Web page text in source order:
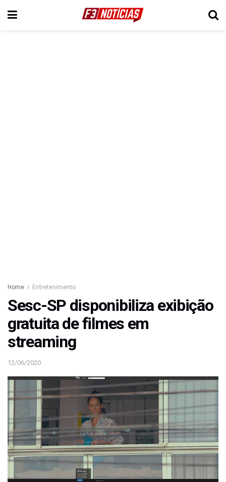
Home Entretenimento
Sesc-SP disponibiliza exibição
gratuita de filmes em
streaming
12/06/2020